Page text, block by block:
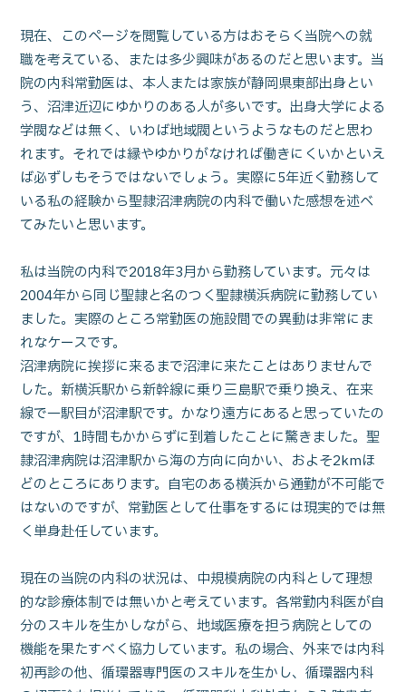
現在、このページを閲覧している方はおそらく当院への就
職を考えている、または多少興味があるのだと思います。当
院の内科常勤医は、本人または家族が静岡県東部出身とい
う、沼津近辺にゆかりのある人が多いです。出身大学による
学閥などは無く、いわば地域閥というようなものだと思わ
れます。それでは縁やゆかりがなければ働きにくいかといえ
ば必ずしもそうではないでしょう。実際に5年近く勤務して
いる私の経験から聖隷沼津病院の内科で働いた感想を述べ
てみたいと思います。
私は当院の内科で2018年3月から勤務しています。元々は
2004年から同じ聖隷と名のつく聖隷横浜病院に勤務してい
ました。実際のところ常勤医の施設間での異動は非常にま
れなケースです。
沼津病院に挨拶に来るまで沼津に来たことはありませんで
した。新横浜駅から新幹線に乗り三島駅で乗り換え、在来
線で一駅目が沼津駅です。かなり遠方にあると思っていたの
ですが、1時間もかからずに到着したことに驚きました。聖
隷沼津病院は沼津駅から海の方向に向かい、およそ2kmほ
どのところにあります。自宅のある横浜から通勤が不可能で
はないのですが、常勤医として仕事をするには現実的では無
く単身赴任しています。
現在の当院の内科の状況は、中規模病院の内科として理想
的な診療体制では無いかと考えています。各常勤内科医が自
分のスキルを生かしながら、地域医療を担う病院としての
機能を果たすべく協力しています。私の場合、外来では内科
初再診の他、循環器専門医のスキルを生かし、循環器内科